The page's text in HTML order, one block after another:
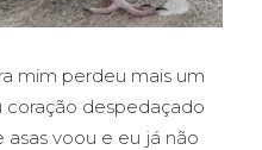
mim perdeu mais um
despedaçado
voou e eu já não